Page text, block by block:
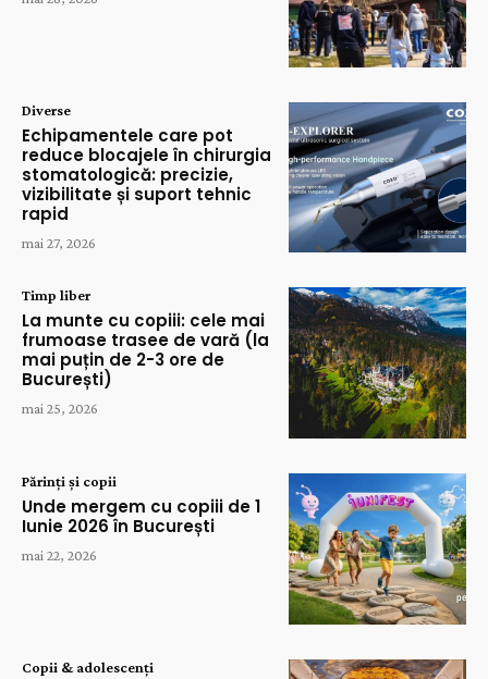
Diverse
Echipamentele care pot
reduce blocajele în chirurgia
stomatologică: precizie,
vizibilitate și suport tehnic
rapid
mai 27, 2026
Timp liber
La munte cu copiii: cele mai
frumoase trasee de vară (la
mai puțin de 2-3 ore de
București)
mai 25, 2026
Părinți și copii
Unde mergem cu copiii de 1
Iunie 2026 în București
mai 22, 2026
Copii & adolescenți